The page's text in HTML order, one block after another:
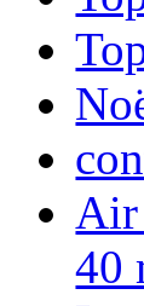
Air
40